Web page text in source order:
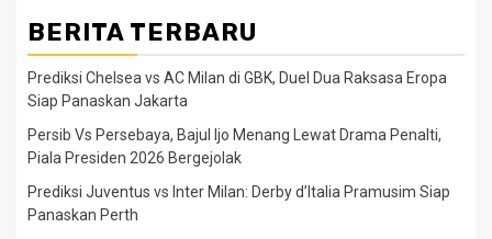
BERITA TERBARU
Prediksi Chelsea vs AC Milan di GBK, Duel Dua Raksasa Eropa
Siap Panaskan Jakarta
Persib Vs Persebaya, Bajul Ijo Menang Lewat Drama Penalti,
Piala Presiden 2026 Bergejolak
Prediksi Juventus vs Inter Milan: Derby d’Italia Pramusim Siap
Panaskan Perth